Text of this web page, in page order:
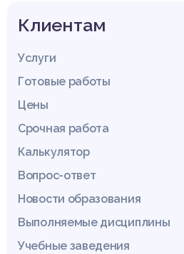
Клиентам
Услуги
Готовые работы
Цены
Срочная работа
Калькулятор
Вопрос-ответ
Новости образования
Выполняемые дисциплины
Учебные заведения